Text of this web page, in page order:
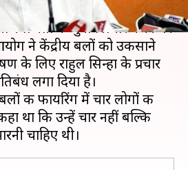
ममता बनर्जी के बाद अब
नेता के चुनाव प्रचार करने पर
ने केंद्रीय बलों को उकसाने
के लिए राहुल सिन्हा के प्रचार
लगा दिया है।
की फायरिंग में चार लोगों की
था कि उन्हें चार नहीं बल्कि